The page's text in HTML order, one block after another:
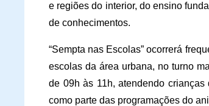
e regiões do interior, do ensino
de conhecimentos.
“Sempta nas Escolas” ocorrerá
escolas da área urbana, no turno
de 09h às 11h, atendendo
como parte das programações do